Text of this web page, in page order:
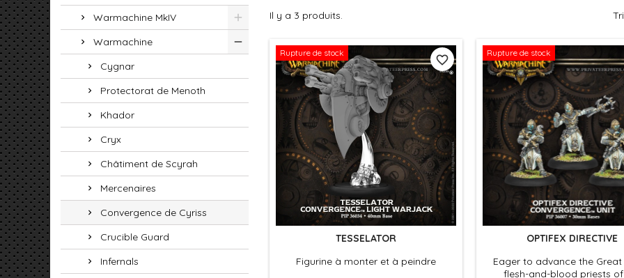
Warmachine MkIV
Warmachine
Cygnar
Protectorat de Menoth
Khador
Cryx
Châtiment de Scyrah
Mercenaires
Convergence de Cyriss
Crucible Guard
Infernals
Il y a 3 produits.
Rupture de stock
TESSELATOR
Figurine à monter et à peindre
favorite_border
Rupture de stock
OPTIFEX DIRECTIVE
Eager to advance the Great
flesh-and-blood priests